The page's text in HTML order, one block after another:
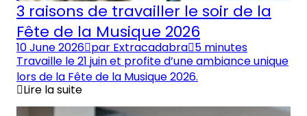
3 raisons de travailler le soir de la
Fête de la Musique 2026
10 June 2026 par Extracadabra 5 minutes
Travaille le 21 juin et profite d’une ambiance unique
lors de la Fête de la Musique 2026.
Lire la suite